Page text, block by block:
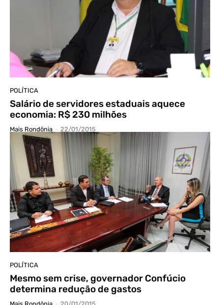
POLÍTICA
Salário de servidores estaduais aquece
economia: R$ 230 milhões
Mais Rondônia - 22/01/2015
POLÍTICA
Mesmo sem crise, governador Confúcio
determina redução de gastos